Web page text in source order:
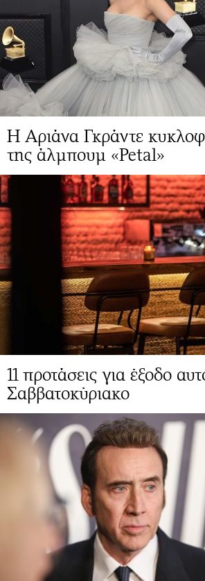
Η Αριάνα Γκράντε
της άλμπουμ «Petal»
11 προτάσεις για έξοδο
Σαββατοκύριακο